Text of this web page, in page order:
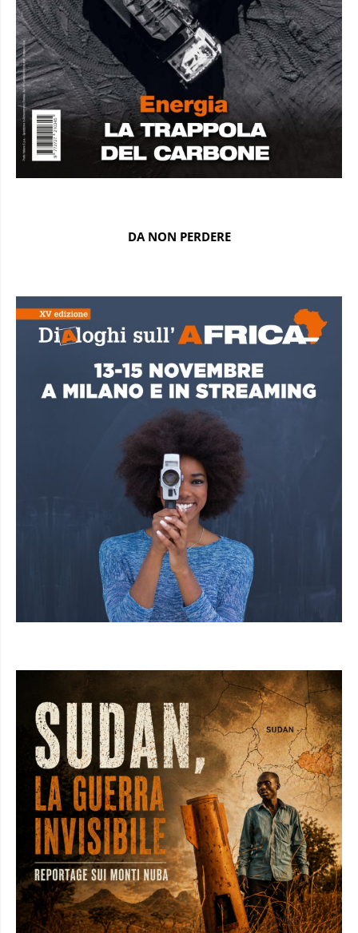
DA NON PERDERE